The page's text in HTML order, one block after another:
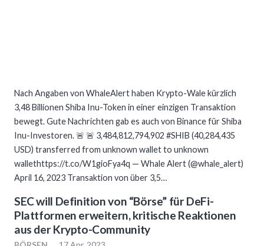
Nach Angaben von WhaleAlert haben Krypto-Wale kürzlich
3,48 Billionen Shiba Inu-Token in einer einzigen Transaktion
bewegt. Gute Nachrichten gab es auch von Binance für Shiba
Inu-Investoren. 🚨 🚨 3,484,812,794,902 #SHIB (40,284,435
USD) transferred from unknown wallet to unknown
wallethttps://t.co/W1gioFya4q — Whale Alert (@whale_alert)
April 16, 2023 Transaktion von über 3,5…
SEC will Definition von “Börse” für DeFi-
Plattformen erweitern, kritische Reaktionen
aus der Krypto-Community